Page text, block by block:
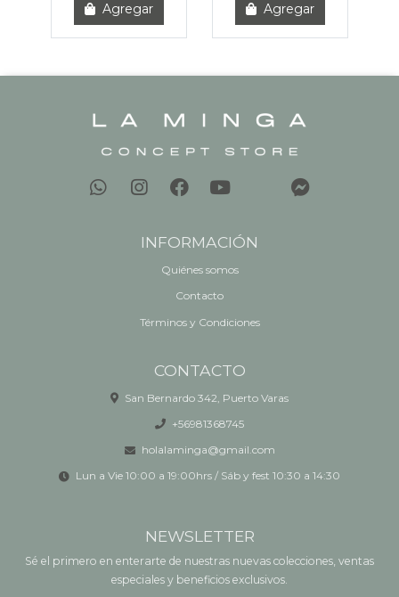
Agregar Agregar
INFORMACIÓN
Quiénes somos
Contacto
Términos y Condiciones
CONTACTO
San Bernardo 342, Puerto Varas
+56981368745
holalaminga@gmail.com
Lun a Vie 10:00 a 19:00hrs / Sáb y fest 10:30 a 14:30
NEWSLETTER
Sé el primero en enterarte de nuestras nuevas colecciones, ventas
especiales y beneficios exclusivos.